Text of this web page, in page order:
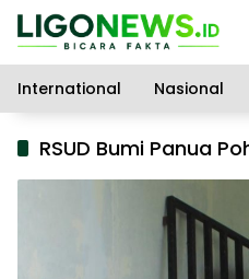
International Nasional
RSUD Bumi Panua